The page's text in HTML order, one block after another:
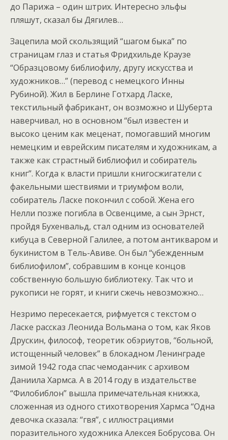
до Парижа – один штрих. Интересно эльфы
пляшут, сказал бы Дягилев…
Зацепила мой скользящий “шагом быка” по
страницам глаз и статья Фридхильде Краузе
“Образцовому библиофилу, другу искусства и
художников…” (перевод с немецкого Инны
Рубиной). Жил в Берлине Готхард Ласке,
текстильный фабрикант, он возможно и Шуберта
наверчивал, но в основном “был известен и
высоко ценим как меценат, помогавший многим
немецким и еврейским писателям и художникам, а
также как страстный библиофил и собиратель
книг”. Когда к власти пришли книгосжигатели с
факельными шествиями и триумфом воли,
собиратель Ласке покончил с собой. Жена его
Нелли позже погибла в Освенциме, а сын Эрнст,
пройдя Бухенвальд, стал одним из основателей
кибуца в Северной Галилее, а потом антикваром и
букинистом в Тель-Авиве. Он был “убежденным
библиофилом”, собравшим в конце концов
собственную большую библиотеку. Так что и
рукописи не горят, и книги сжечь невозможно…
Незримо пересекается, рифмуется с текстом о
Ласке рассказ Леонида Вольмана о том, как Яков
Друскин, философ, теоретик обэриутов, “больной,
истощенный человек” в блокадном Ленинграде
зимой 1942 года спас чемоданчик с архивом
Даниила Хармса. А в 2014 году в издательстве
“Филобиблон” вышла примечательная книжка,
сложенная из одного стихотворения Хармса “Одна
девочка сказала: “гвя”, с иллюстрациями
поразительного художника Алексея Бобрусова. Он